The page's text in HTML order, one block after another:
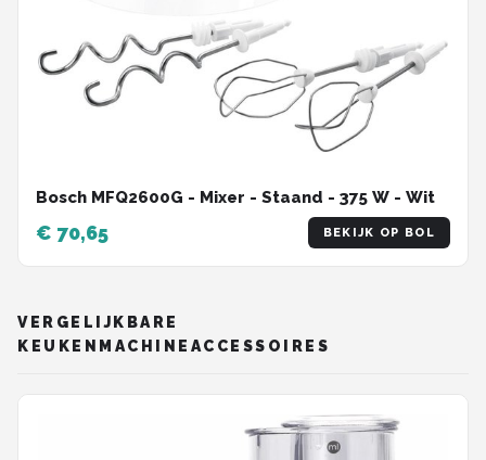
Bosch MFQ2600G - Mixer - Staand - 375 W - Wit
€ 70,65 BEKIJK OP BOL
VERGELIJKBARE
KEUKENMACHINEACCESSOIRES